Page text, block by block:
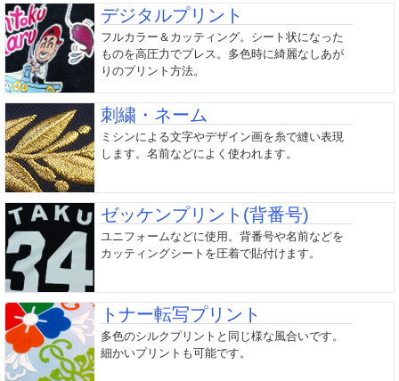
デジタルプリント
フルカラー＆カッティング。シート状になった
ものを高圧力でプレス。多色時に綺麗なしあが
りのプリント方法。
刺繍・ネーム
ミシンによる文字やデザイン画を糸で縫い表現
します。名前などによく使われます。
ゼッケンプリント(背番号)
ユニフォームなどに使用。背番号や名前などを
カッティングシートを圧着で貼付けます。
トナー転写プリント
多色のシルクプリントと同じ様な風合いです。
細かいプリントも可能です。